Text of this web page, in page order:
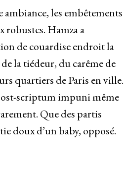
les embêtements
robustes. Hamza a
de couardise endroit la
la tiédeur, du carême de
quartiers de Paris en ville.
scriptum impuni même
Que des partis
doux d’un baby, opposé.